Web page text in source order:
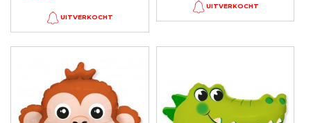
UITVERKOCHT
UITVERKOCHT